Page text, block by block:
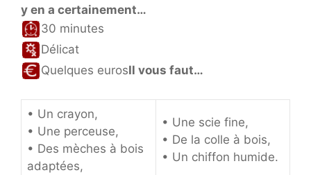
y en a certainement…
30 minutes
Délicat
Quelques eurosIl vous faut…
• Un crayon,
• Une perceuse,
• Des mèches à bois
adaptées,
• Une scie fine,
• De la colle à bois,
• Un chiffon humide.